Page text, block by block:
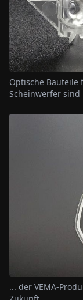
Optische
Scheinwerfer sind
... der VEMA-